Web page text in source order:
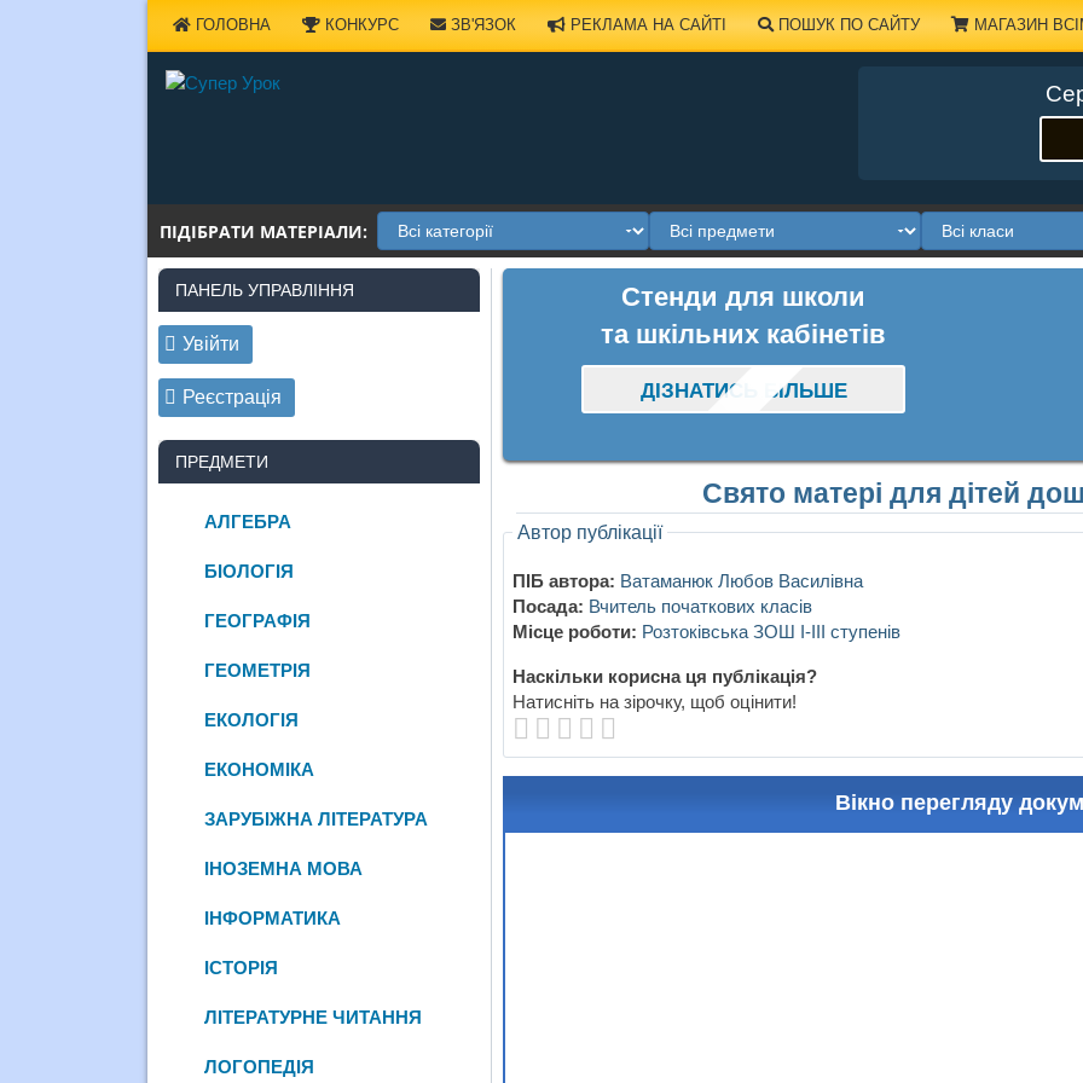
ГОЛОВНА КОНКУРС ЗВ'ЯЗОК РЕКЛАМА НА САЙТІ ПОШУК ПО САЙТУ МАГАЗИН
ПІДІБРАТИ МАТЕРІАЛИ:
Стенди для школи
та шкільних кабінетів
ДІЗНАТИСЬ БІЛЬШЕ
Свято матері для дітей
Автор публікації
ПІБ автора: Ватаманюк Любов Василівна
Посада: Вчитель початкових класів
Місце роботи: Розтоківська ЗОШ І-ІІІ ступенів
Наскільки корисна ця публікація?
Натисніть на зірочку, щоб оцінити!
Вікно перегляду
ПАНЕЛЬ УПРАВЛІННЯ
Увійти
Реєстрація
ПРЕДМЕТИ
АЛГЕБРА
БІОЛОГІЯ
ГЕОГРАФІЯ
ГЕОМЕТРІЯ
ЕКОЛОГІЯ
ЕКОНОМІКА
ЗАРУБІЖНА ЛІТЕРАТУРА
ІНОЗЕМНА МОВА
ІНФОРМАТИКА
ІСТОРІЯ
ЛІТЕРАТУРНЕ ЧИТАННЯ
ЛОГОПЕДІЯ